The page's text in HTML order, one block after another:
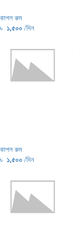
কাপল রুম
৳ ১,৫০০ /দিন
কাপল রুম
৳ ১,৫০০ /দিন